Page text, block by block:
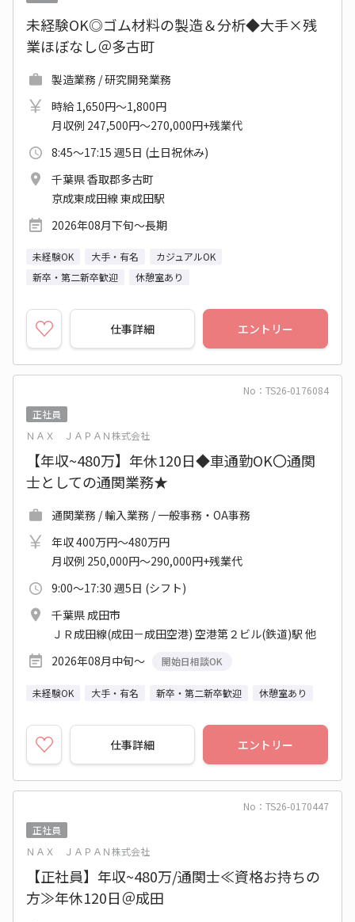
未経験OK◎ゴム材料の製造＆分析◆大手×残
業ほぼなし＠多古町
製造業務 / 研究開発業務
時給 1,650円～1,800円
月収例 247,500円～270,000円+残業代
8:45～17:15 週5日 (土日祝休み)
千葉県 香取郡多古町
京成東成田線 東成田駅
2026年08月下旬～長期
未経験OK 大手・有名
カジュアルOK
新卒・第二新卒歓迎
休憩室あり
仕事詳細 エントリー
No：TS26-0176084
正社員
ＮＡＸ ＪＡＰＡＮ株式会社
【年収~480万】年休120日◆車通勤OK〇通関
士としての通関業務★
通関業務 / 輸入業務 / 一般事務・OA事務
年収 400万円～480万円
月収例 250,000円～290,000円+残業代
9:00～17:30 週5日 (シフト)
千葉県 成田市
ＪＲ成田線(成田－成田空港) 空港第２ビル(鉄道)駅 他
2026年08月中旬～
開始日相談OK
未経験OK 大手・有名 新卒・第二新卒歓迎 休憩室あり
仕事詳細 エントリー
No：TS26-0170447
正社員
ＮＡＸ ＪＡＰＡＮ株式会社
【正社員】年収~480万/通関士≪資格お持ちの
方≫年休120日＠成田